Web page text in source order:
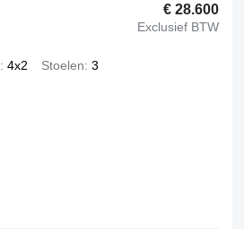
€ 28.600
Exclusief BTW
4x2 Stoelen 3